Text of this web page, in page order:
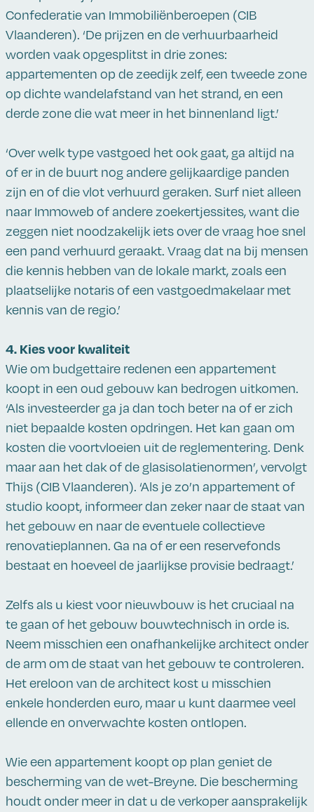
Confederatie van Immobiliënberoepen (CIB
Vlaanderen). ‘De prijzen en de verhuurbaarheid
worden vaak opgesplitst in drie zones:
appartementen op de zeedijk zelf, een tweede zone
op dichte wandelafstand van het strand, en een
derde zone die wat meer in het binnenland ligt.’
‘Over welk type vastgoed het ook gaat, ga altijd na
of er in de buurt nog andere gelijkaardige panden
zijn en of die vlot verhuurd geraken. Surf niet alleen
naar Immoweb of andere zoekertjessites, want die
zeggen niet noodzakelijk iets over de vraag hoe snel
een pand verhuurd geraakt. Vraag dat na bij mensen
die kennis hebben van de lokale markt, zoals een
plaatselijke notaris of een vastgoedmakelaar met
kennis van de regio.’
4. Kies voor kwaliteit
Wie om budgettaire redenen een appartement
koopt in een oud gebouw kan bedrogen uitkomen.
‘Als investeerder ga ja dan toch beter na of er zich
niet bepaalde kosten opdringen. Het kan gaan om
kosten die voortvloeien uit de reglementering. Denk
maar aan het dak of de glasisolatienormen’, vervolgt
Thijs (CIB Vlaanderen). ‘Als je zo’n appartement of
studio koopt, informeer dan zeker naar de staat van
het gebouw en naar de eventuele collectieve
renovatieplannen. Ga na of er een reservefonds
bestaat en hoeveel de jaarlijkse provisie bedraagt.’
Zelfs als u kiest voor nieuwbouw is het cruciaal na
te gaan of het gebouw bouwtechnisch in orde is.
Neem misschien een onafhankelijke architect onder
de arm om de staat van het gebouw te controleren.
Het ereloon van de architect kost u misschien
enkele honderden euro, maar u kunt daarmee veel
ellende en onverwachte kosten ontlopen.
Wie een appartement koopt op plan geniet de
bescherming van de wet-Breyne. Die bescherming
houdt onder meer in dat u de verkoper aansprakelijk